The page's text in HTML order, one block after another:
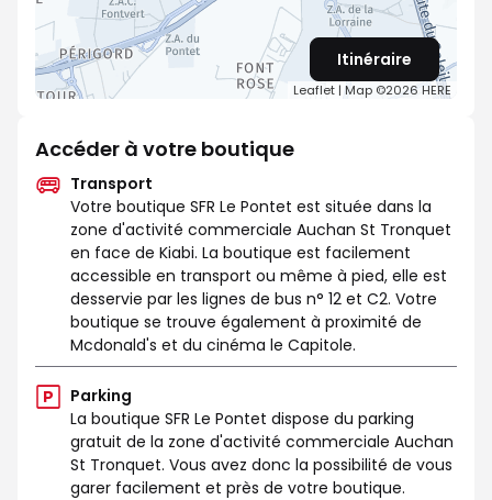
Leaflet | Map ©2026 HERE
Itinéraire
Accéder à votre boutique
Transport
Votre boutique SFR Le Pontet est située dans la
zone d'activité commerciale Auchan St Tronquet
en face de Kiabi. La boutique est facilement
accessible en transport ou même à pied, elle est
desservie par les lignes de bus n° 12 et C2. Votre
boutique se trouve également à proximité de
Mcdonald's et du cinéma le Capitole.
Parking
La boutique SFR Le Pontet dispose du parking
gratuit de la zone d'activité commerciale Auchan
St Tronquet. Vous avez donc la possibilité de vous
garer facilement et près de votre boutique.